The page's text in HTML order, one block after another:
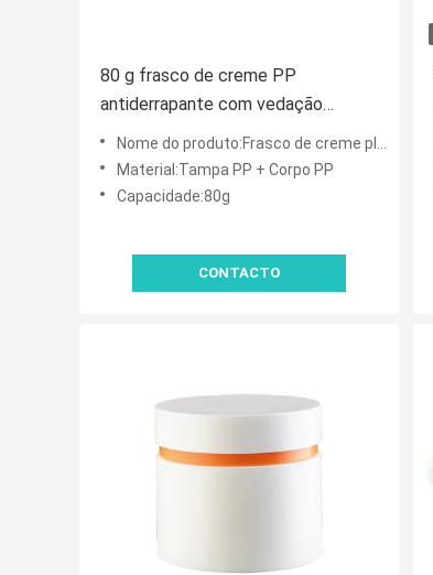
80 g frasco de creme PP
antiderrapante com vedação
segura e material ecológico para
embalagens de cuidados com a
pele
Nome do produto:Frasco de creme plástico
Material:Tampa PP + Corpo PP
Capacidade:80g
CONTACTO